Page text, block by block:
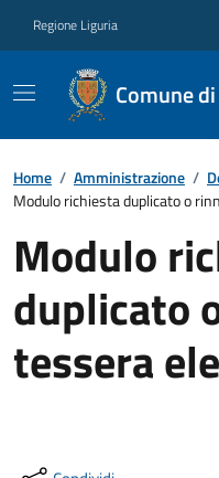
Regione Liguria
Comune
Home / Amministrazione /
Modulo richiesta duplicato o
Modulo
duplicato
tessera